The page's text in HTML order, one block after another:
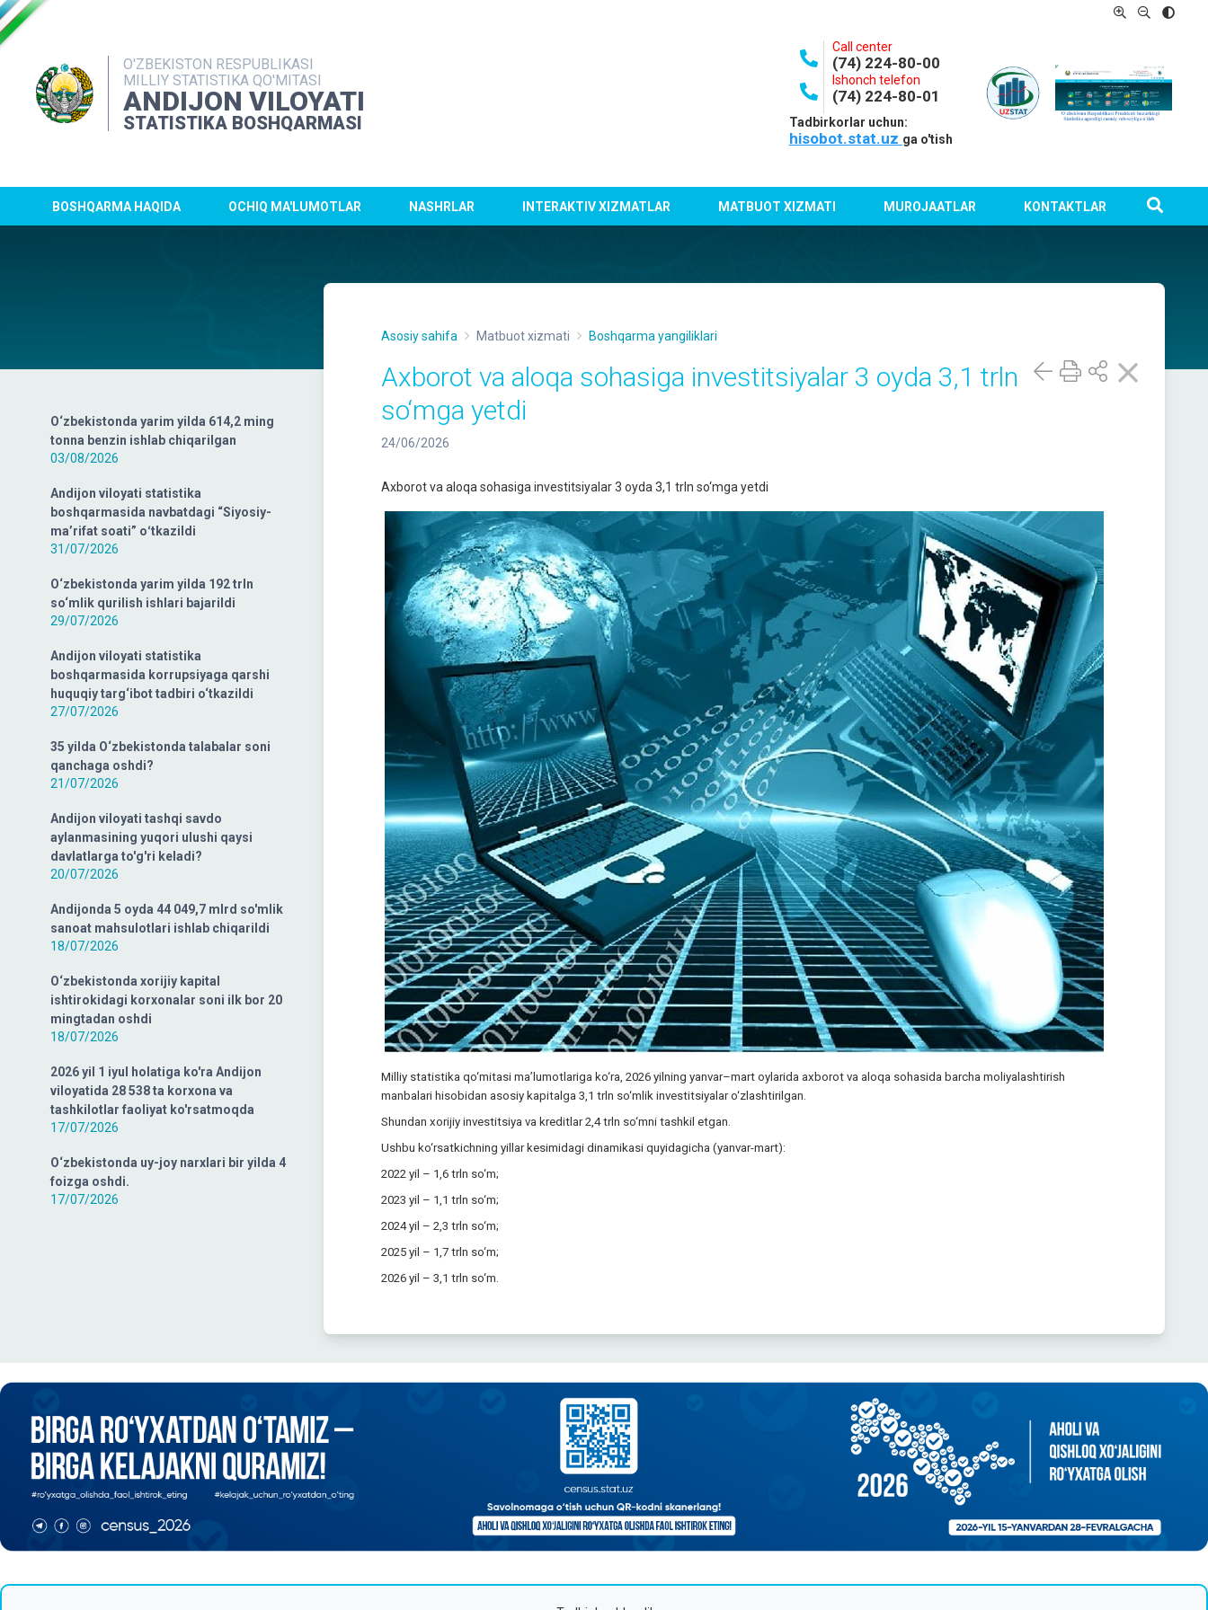
O'ZBEKISTON RESPUBLIKASI
MILLIY STATISTIKA QO'MITASI
ANDIJON VILOYATI
STATISTIKA BOSHQARMASI
Call center
(74) 224-80-00
Ishonch telefon
(74) 224-80-01
Tadbirkorlar uchun:
hisobot.stat.uz ga o'tish
BOSHQARMA HAQIDA OCHIQ MA'LUMOTLAR NASHRLAR INTERAKTIV XIZMATLAR MATBUOT XIZMATI MUROJAATLAR KONTAKTLAR
O‘zbekistonda yarim yilda 614,2 ming
tonna benzin ishlab chiqarilgan
03/08/2026
Andijon viloyati statistika
boshqarmasida navbatdagi “Siyosiy-
ma’rifat soati” oʻtkazildi
31/07/2026
O‘zbekistonda yarim yilda 192 trln
so‘mlik qurilish ishlari bajarildi
29/07/2026
Andijon viloyati statistika
boshqarmasida korrupsiyaga qarshi
huquqiy targ‘ibot tadbiri o‘tkazildi
27/07/2026
35 yilda O‘zbekistonda talabalar soni
qanchaga oshdi?
21/07/2026
Andijon viloyati tashqi savdo
aylanmasining yuqori ulushi qaysi
davlatlarga to'g'ri keladi?
20/07/2026
Andijonda 5 oyda 44 049,7 mlrd so'mlik
sanoat mahsulotlari ishlab chiqarildi
18/07/2026
O‘zbekistonda xorijiy kapital
ishtirokidagi korxonalar soni ilk bor 20
mingtadan oshdi
18/07/2026
2026 yil 1 iyul holatiga ko'ra Andijon
viloyatida 28 538 ta korxona va
tashkilotlar faoliyat ko'rsatmoqda
17/07/2026
O‘zbekistonda uy-joy narxlari bir yilda 4
foizga oshdi.
17/07/2026
Asosiy sahifa Matbuot xizmati Boshqarma yangiliklari
Axborot va aloqa sohasiga investitsiyalar 3 oyda 3,1 trln
so‘mga yetdi
24/06/2026
Axborot va aloqa sohasiga investitsiyalar 3 oyda 3,1 trln so‘mga yetdi
Milliy statistika qo‘mitasi ma’lumotlariga ko‘ra, 2026 yilning yanvar–mart oylarida axborot va aloqa sohasida barcha moliyalashtirish
manbalari hisobidan asosiy kapitalga 3,1 trln so‘mlik investitsiyalar o‘zlashtirilgan.
Shundan xorijiy investitsiya va kreditlar 2,4 trln so‘mni tashkil etgan.
Ushbu ko‘rsatkichning yillar kesimidagi dinamikasi quyidagicha (yanvar-mart):
2022 yil – 1,6 trln so‘m;
2023 yil – 1,1 trln so‘m;
2024 yil – 2,3 trln so‘m;
2025 yil – 1,7 trln so‘m;
2026 yil – 3,1 trln so‘m.